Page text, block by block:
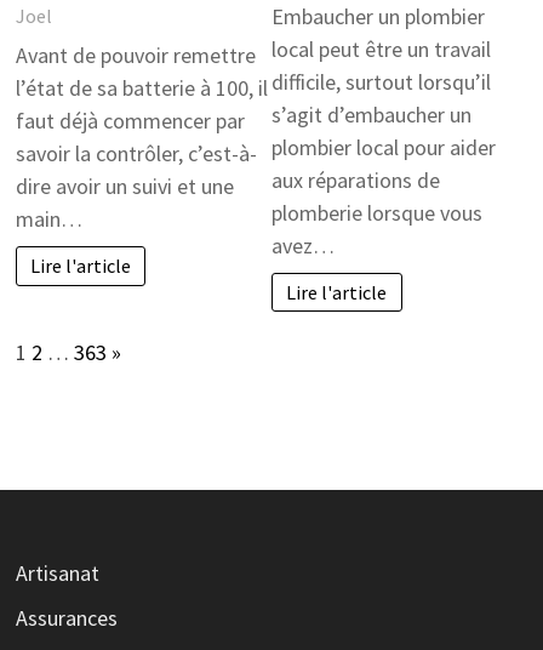
Joel
Avant de pouvoir remettre
l’état de sa batterie à 100, il
faut déjà commencer par
savoir la contrôler, c’est-à-
dire avoir un suivi et une
main…
Lire l'article
Embaucher un plombier
local peut être un travail
difficile, surtout lorsqu’il
s’agit d’embaucher un
plombier local pour aider
aux réparations de
plomberie lorsque vous
avez…
Lire l'article
Page:
1 2 … 363 Next
»
Artisanat
Assurances